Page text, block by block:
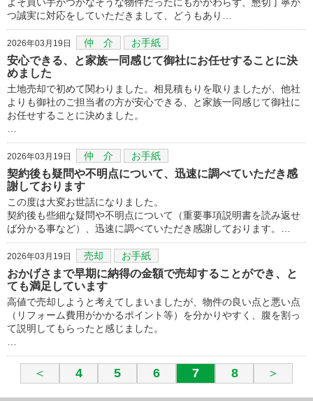
つ誠実に対応をしていただきまして、どうもあり…
2026年03月19日 仲 介 お手紙
安心できる、と家族一同感じて御社にお任せすることに決
めました
土地売却で初めて関わりました。相見積もりを取りましたが、他社
よりも御社のご担当者の方が安心できる、と家族一同感じて御社に
お任せすることに決めました。
2026年03月19日 仲 介 お手紙
契約後も疑問や不明点について、迅速に調べていただき感
謝しております
この度は大変お世話になりました。
契約後も些細な疑問や不明点について（重要事項説明書を読み返せ
ば分かる事など）、迅速に調べていただき感謝しております。…
2026年03月19日 売却 お手紙
おかげさまで早期に納得の金額で売却することができ、と
ても満足しています
高値で売却しようと考えてしまいましたが、物件の良い点と悪い点
（リフォーム費用がかかるポイント等）を分かりやすく、腹を割っ
て説明してもらったと感じました。
＜ 4 5 6 7 8 ＞